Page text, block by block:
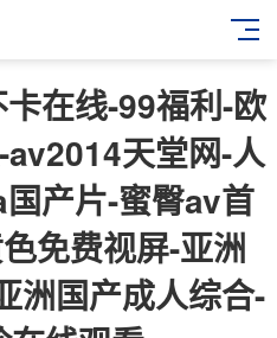
在线-99福利-欧
天堂网-人
产片-蜜臀av首
免费视屏-亚洲
洲国产成人综合-